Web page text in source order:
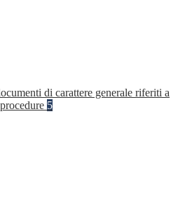
di carattere generale riferiti a
5